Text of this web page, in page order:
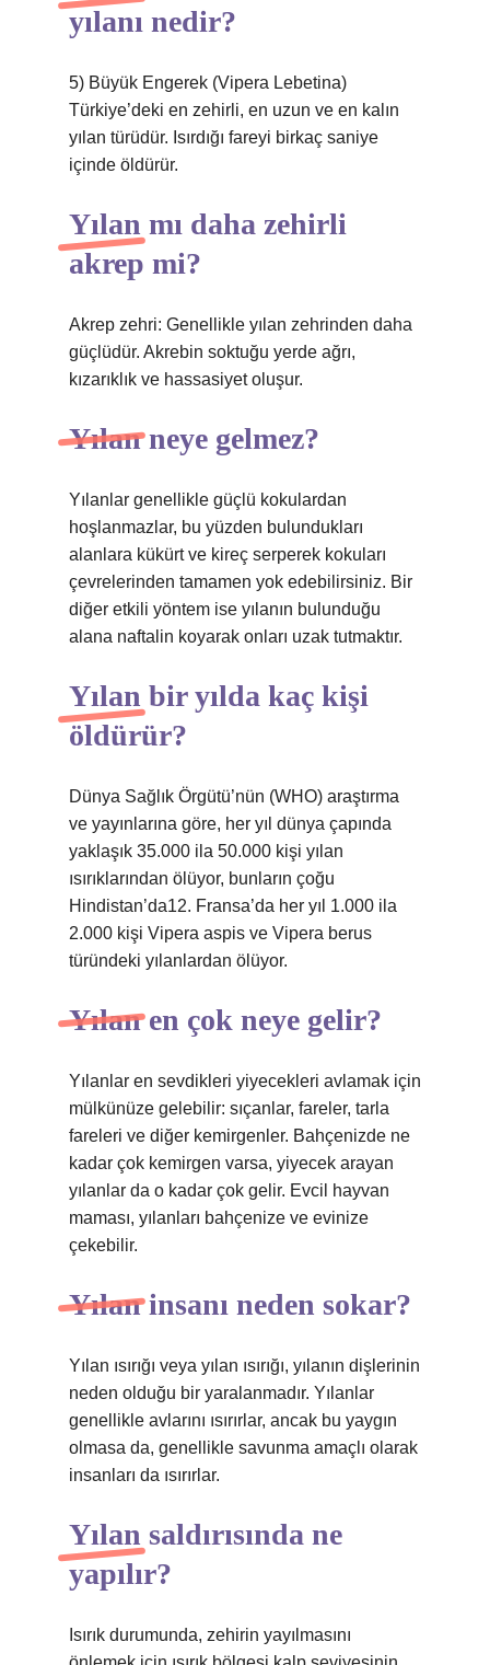
yılanı nedir?
5) Büyük Engerek (Vipera Lebetina)
Türkiye’deki en zehirli, en uzun ve en kalın
yılan türüdür. Isırdığı fareyi birkaç saniye
içinde öldürür.
Yılan mı daha zehirli
akrep mi?
Akrep zehri: Genellikle yılan zehrinden daha
güçlüdür. Akrebin soktuğu yerde ağrı,
kızarıklık ve hassasiyet oluşur.
Yılan neye gelmez?
Yılanlar genellikle güçlü kokulardan
hoşlanmazlar, bu yüzden bulundukları
alanlara kükürt ve kireç serperek kokuları
çevrelerinden tamamen yok edebilirsiniz. Bir
diğer etkili yöntem ise yılanın bulunduğu
alana naftalin koyarak onları uzak tutmaktır.
Yılan bir yılda kaç kişi
öldürür?
Dünya Sağlık Örgütü’nün (WHO) araştırma
ve yayınlarına göre, her yıl dünya çapında
yaklaşık 35.000 ila 50.000 kişi yılan
ısırıklarından ölüyor, bunların çoğu
Hindistan’da12. Fransa’da her yıl 1.000 ila
2.000 kişi Vipera aspis ve Vipera berus
türündeki yılanlardan ölüyor.
Yılan en çok neye gelir?
Yılanlar en sevdikleri yiyecekleri avlamak için
mülkünüze gelebilir: sıçanlar, fareler, tarla
fareleri ve diğer kemirgenler. Bahçenizde ne
kadar çok kemirgen varsa, yiyecek arayan
yılanlar da o kadar çok gelir. Evcil hayvan
maması, yılanları bahçenize ve evinize
çekebilir.
Yılan insanı neden sokar?
Yılan ısırığı veya yılan ısırığı, yılanın dişlerinin
neden olduğu bir yaralanmadır. Yılanlar
genellikle avlarını ısırırlar, ancak bu yaygın
olmasa da, genellikle savunma amaçlı olarak
insanları da ısırırlar.
Yılan saldırısında ne
yapılır?
Isırık durumunda, zehirin yayılmasını